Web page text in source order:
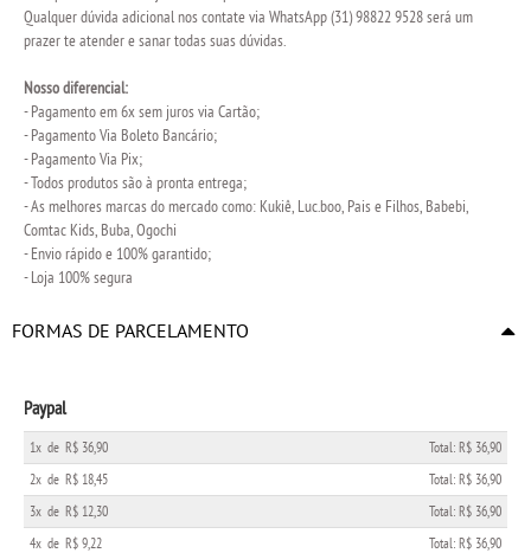
Qualquer dúvida adicional nos contate via WhatsApp (31) 98822 9528 será um
prazer te atender e sanar todas suas dúvidas.
Nosso diferencial:
- Pagamento em 6x sem juros via Cartão;
- Pagamento Via Boleto Bancário;
- Pagamento Via Pix;
- Todos produtos são à pronta entrega;
- As melhores marcas do mercado como: Kukiê, Luc.boo, Pais e Filhos, Babebi,
Comtac Kids, Buba, Ogochi
- Envio rápido e 100% garantido;
- Loja 100% segura
FORMAS DE PARCELAMENTO
Paypal
1x de R$ 36,90
Total: R$ 36,90
2x de R$ 18,45
Total: R$ 36,90
3x de R$ 12,30
Total: R$ 36,90
4x de R$ 9,22
Total: R$ 36,90